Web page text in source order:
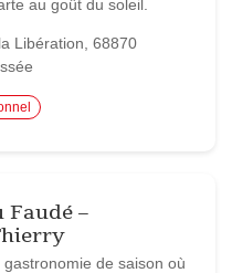
au goût du soleil.
Libération, 68870
–
de saison où